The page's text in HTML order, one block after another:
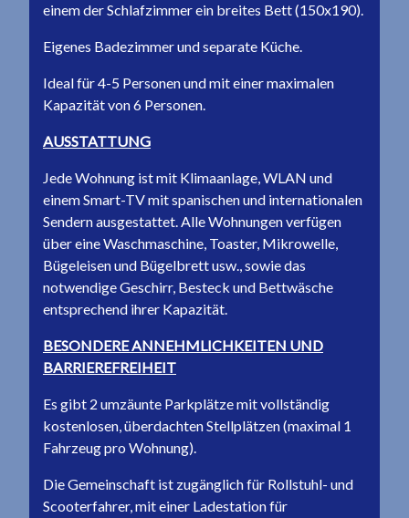
einem der Schlafzimmer ein breites Bett (150x190).
Eigenes Badezimmer und separate Küche.
Ideal für 4-5 Personen und mit einer maximalen
Kapazität von 6 Personen.
AUSSTATTUNG
Jede Wohnung ist mit Klimaanlage, WLAN und
einem Smart-TV mit spanischen und internationalen
Sendern ausgestattet. Alle Wohnungen verfügen
über eine Waschmaschine, Toaster, Mikrowelle,
Bügeleisen und Bügelbrett usw., sowie das
notwendige Geschirr, Besteck und Bettwäsche
entsprechend ihrer Kapazität.
BESONDERE ANNEHMLICHKEITEN UND
BARRIEREFREIHEIT
Es gibt 2 umzäunte Parkplätze mit vollständig
kostenlosen, überdachten Stellplätzen (maximal 1
Fahrzeug pro Wohnung).
Die Gemeinschaft ist zugänglich für Rollstuhl- und
Scooterfahrer, mit einer Ladestation für